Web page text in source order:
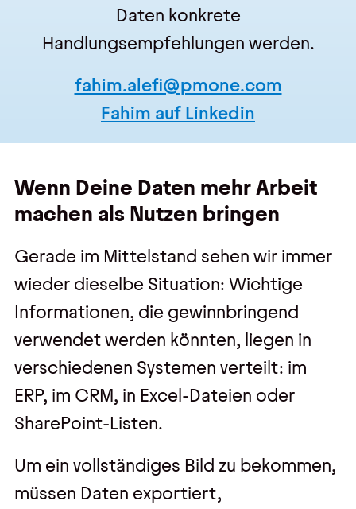
Daten konkrete
Handlungsempfehlungen werden.
fahim.alefi@pmone.com
Fahim auf Linkedin
Wenn Deine Daten mehr Arbeit
machen als Nutzen bringen
Gerade im Mittelstand sehen wir immer
wieder dieselbe Situation: Wichtige
Informationen, die gewinnbringend
verwendet werden könnten, liegen in
verschiedenen Systemen verteilt: im
ERP, im CRM, in Excel-Dateien oder
SharePoint-Listen.
Um ein vollständiges Bild zu bekommen,
müssen Daten exportiert,